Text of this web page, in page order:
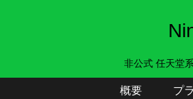
非公式 任天堂
概要 プ